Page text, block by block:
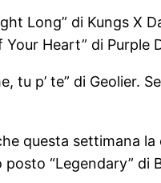
Long” di Kungs X
Your Heart” di Purple
tu p’ te” di Geolier.
questa settimana
“Legendary” di